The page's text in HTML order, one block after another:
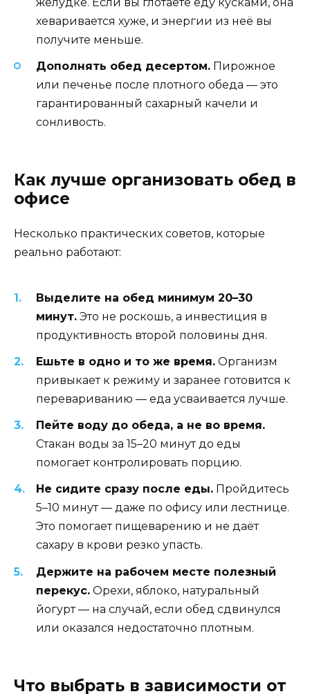
хеваривается хуже, и энергии из неё вы
получите меньше.
Дополнять обед десертом. Пирожное
или печенье после плотного обеда — это
гарантированный сахарный качели и
сонливость.
Как лучше организовать обед в
офисе
Несколько практических советов, которые
реально работают:
Выделите на обед минимум 20–30
минут. Это не роскошь, а инвестиция в
продуктивность второй половины дня.
Ешьте в одно и то же время. Организм
привыкает к режиму и заранее готовится к
перевариванию — еда усваивается лучше.
Пейте воду до обеда, а не во время.
Стакан воды за 15–20 минут до еды
помогает контролировать порцию.
Не сидите сразу после еды. Пройдитесь
5–10 минут — даже по офису или лестнице.
Это помогает пищеварению и не даёт
сахару в крови резко упасть.
Держите на рабочем месте полезный
перекус. Орехи, яблоко, натуральный
йогурт — на случай, если обед сдвинулся
или оказался недостаточно плотным.
Что выбрать в зависимости от